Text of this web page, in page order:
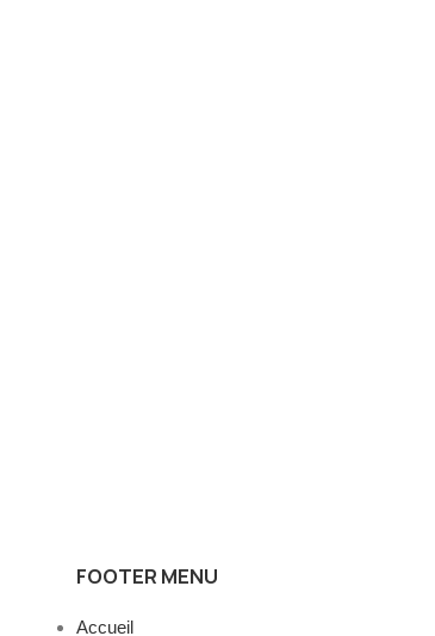
FOOTER MENU
Accueil